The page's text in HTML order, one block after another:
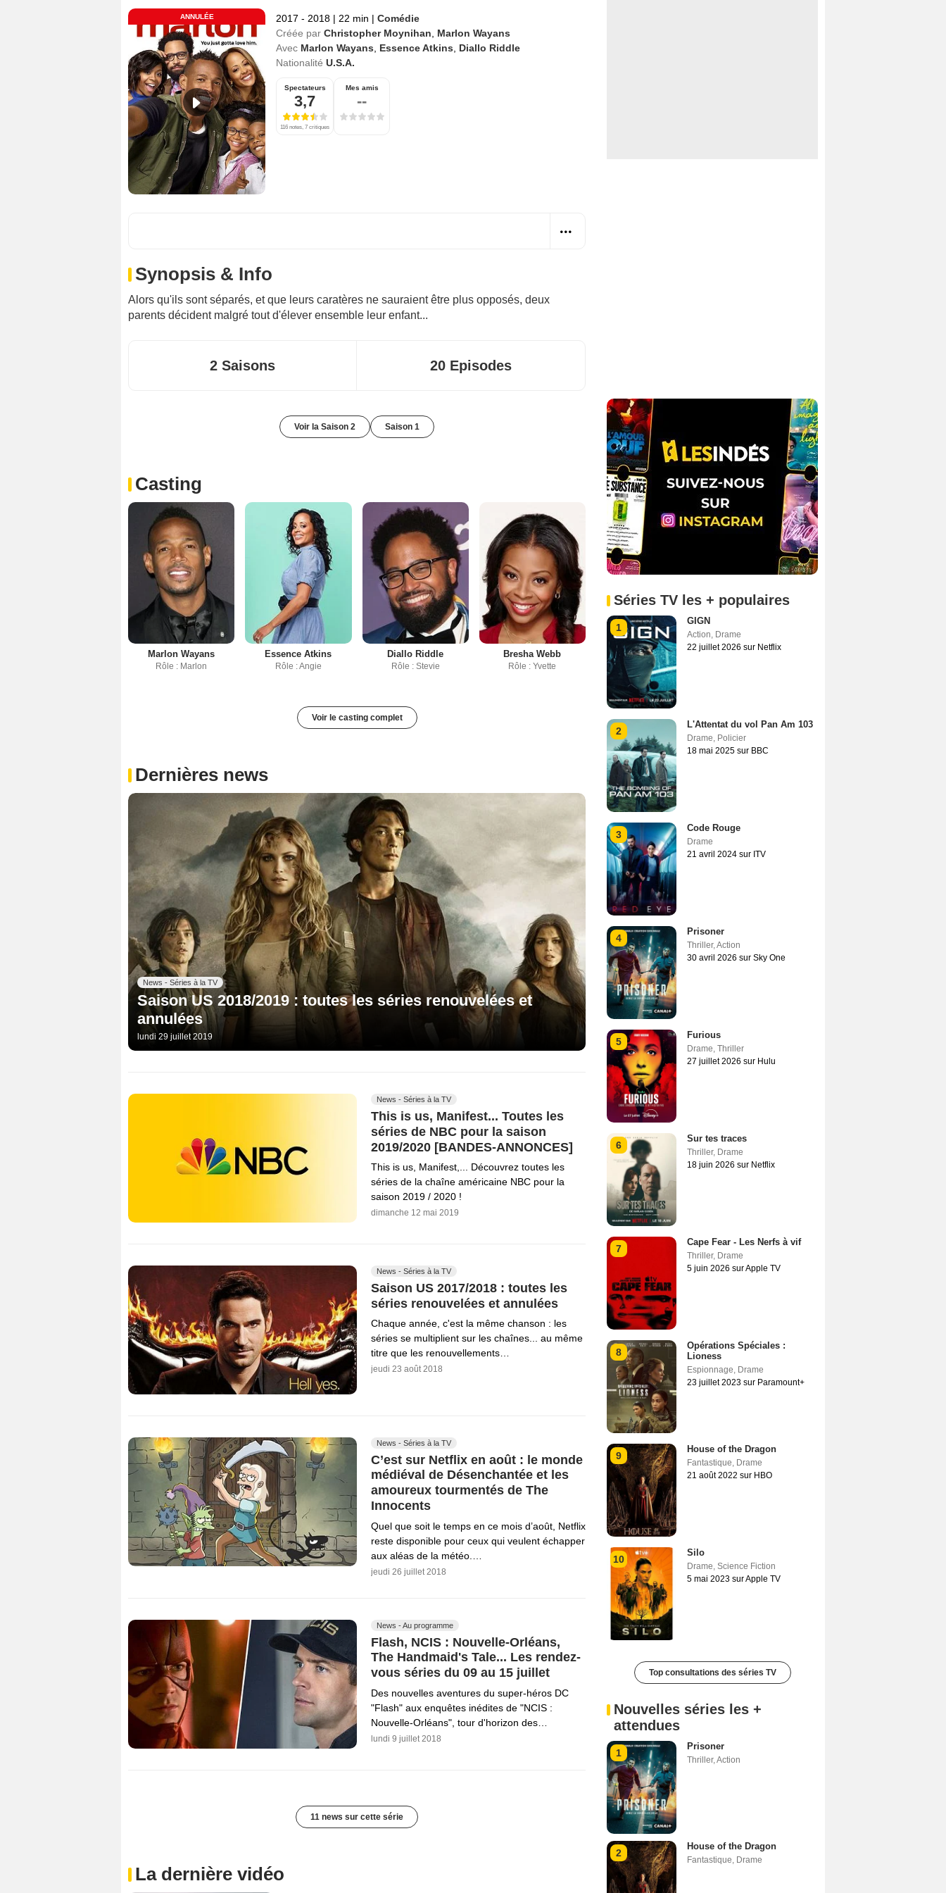
ANNULÉE 2017 - 2018 | 22 min | Comédie
Créée par Christopher Moynihan
Marlon Wayans
Avec Marlon Wayans Essence Atkins
Diallo Riddle
Nationalité U.S.A.
Spectateurs
3,7
116 notes, 7 critiques
Mes amis
--
Synopsis & Info
Alors qu'ils sont séparés, et que leurs caratères ne sauraient être plus opposés, deux
parents décident malgré tout d'élever ensemble leur enfant...
2 Saisons 20 Episodes
Voir la Saison 2 Saison 1
Casting
Marlon Wayans
Rôle : Marlon
Essence Atkins
Rôle : Angie
Diallo Riddle
Rôle : Stevie
Bresha Webb
Rôle : Yvette
Voir le casting complet
Dernières news
News - Séries à la TV
Saison US 2018/2019 : toutes les séries renouvelées et
annulées
lundi 29 juillet 2019
News - Séries à la TV
This is us, Manifest... Toutes les
séries de NBC pour la saison
2019/2020 [BANDES-ANNONCES]
This is us, Manifest,... Découvrez toutes les
séries de la chaîne américaine NBC pour la
saison 2019 / 2020 !
dimanche 12 mai 2019
News - Séries à la TV
Saison US 2017/2018 : toutes les
séries renouvelées et annulées
Chaque année, c'est la même chanson : les
séries se multiplient sur les chaînes... au même
titre que les renouvellements…
jeudi 23 août 2018
News - Séries à la TV
C’est sur Netflix en août : le monde
médiéval de Désenchantée et les
amoureux tourmentés de The
Innocents
Quel que soit le temps en ce mois d’août, Netflix
reste disponible pour ceux qui veulent échapper
aux aléas de la météo.…
jeudi 26 juillet 2018
News - Au programme
Flash, NCIS : Nouvelle-Orléans,
The Handmaid's Tale... Les rendez-
vous séries du 09 au 15 juillet
Des nouvelles aventures du super-héros DC
"Flash" aux enquêtes inédites de "NCIS :
Nouvelle-Orléans", tour d'horizon des…
lundi 9 juillet 2018
11 news sur cette série
La dernière vidéo
Séries TV les + populaires
1
GIGN
Action, Drame
22 juillet 2026 sur Netflix
2
L'Attentat du vol Pan Am 103
Drame, Policier
18 mai 2025 sur BBC
3
Code Rouge
Drame
21 avril 2024 sur ITV
4
Prisoner
Thriller,Action
30 avril 2026 sur Sky One
5
Furious
Drame, Thriller
27 juillet 2026 sur Hulu
6
Sur tes traces
Thriller, Drame
18 juin 2026 sur Netflix
7
Cape Fear - Les Nerfs à vif
Thriller, Drame
5 juin 2026 sur Apple TV
8
Opérations Spéciales :
Lioness
Espionnage, Drame
23 juillet 2023 sur Paramount+
9
House of the Dragon
Fantastique, Drame
21 août 2022 sur HBO
10
Silo
Drame, Science Fiction
5 mai 2023 sur Apple TV
Top consultations des séries TV
Nouvelles séries les +
attendues
1
Prisoner
Thriller,Action
2
House of the Dragon
Fantastique, Drame